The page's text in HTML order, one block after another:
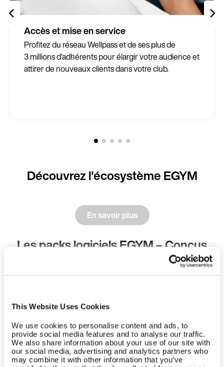
This Website Uses Cookies
We use cookies to personalise content and ads, to
provide social media features and to analyse our traffic.
We also share information about your use of our site with
our social media, advertising and analytics partners who
may combine it with other information that you’ve
Accès et mise en service
Profitez du réseau Wellpass et de ses plus de
3 millions d’adhérents pour élargir votre audience et
attirer de nouveaux clients dans votre club.
Découvrez l'écosystème EGYM
En savoir plus
Les packs logiciels EGYM – Conçus
spécifiques requises par votre modèle d'affaires en
proposant un système d'entreprise coordonné, soutenu par
de puissantes solutions logicielles.
En tant que couche finale et personnalisable de votre